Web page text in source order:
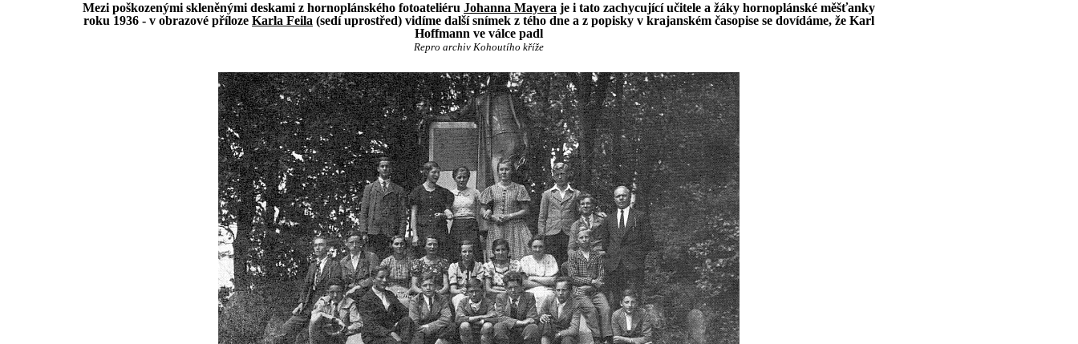
Mezi poškozenými skleněnými deskami z hornoplánského fotoateliéru Johanna Mayera je i tato zachycující učitele a žáky hornoplánské měšťanky
roku 1936 - v obrazové příloze Karla Feila (sedí uprostřed) vidíme další snímek z tého dne a z popisky v krajanském časopise se dovídáme, že Karl
Hoffmann ve válce padl
Repro archiv Kohoutího kříže